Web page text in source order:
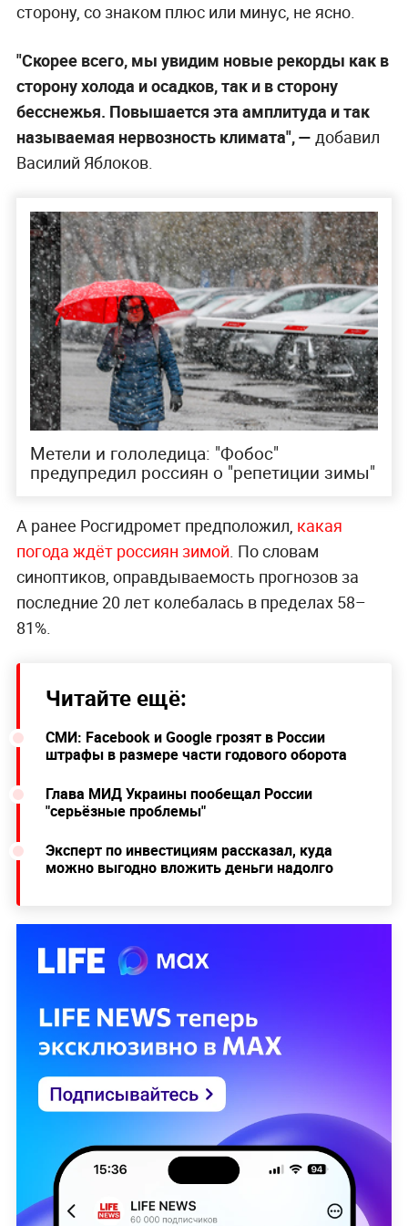
сторону, со знаком плюс или минус, не ясно.
"Скорее всего, мы увидим новые рекорды как в
сторону холода и осадков, так и в сторону
бесснежья. Повышается эта амплитуда и так
называемая нервозность климата", — добавил
Василий Яблоков.
Метели и гололедица: "Фобос"
предупредил россиян о "репетиции зимы"
А ранее Росгидромет предположил, какая
погода ждёт россиян зимой . По словам
синоптиков, оправдываемость прогнозов за
последние 20 лет колебалась в пределах 58–
81%.
Читайте ещё:
СМИ: Facebook и Google грозят в России
штрафы в размере части годового оборота
Глава МИД Украины пообещал России
"серьёзные проблемы"
Эксперт по инвестициям рассказал, куда
можно выгодно вложить деньги надолго